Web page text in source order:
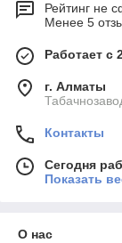
Рейтинг не
Менее 5
Работает с
г. Алматы
Контакты
Сегодня
Показать
О нас